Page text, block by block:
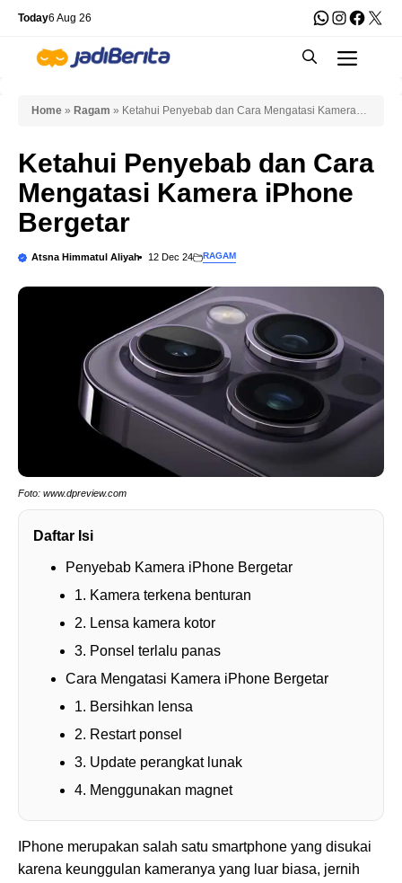
Skip
content
Today6 Aug 26 WhatsApp
X
Home » Ragam » Ketahui Penyebab dan Cara Mengatasi Kamera
Ketahui Penyebab dan Cara
Mengatasi Kamera iPhone
Bergetar
Atsna Himmatul Aliyah 12 Dec 24 RAGAM
Foto: www.dpreview.com
Daftar Isi
Penyebab Kamera iPhone Bergetar
1. Kamera terkena benturan
2. Lensa kamera kotor
3. Ponsel terlalu panas
Cara Mengatasi Kamera iPhone Bergetar
1. Bersihkan lensa
2. Restart ponsel
3. Update perangkat lunak
4. Menggunakan magnet
IPhone merupakan salah satu smartphone yang disukai
karena keunggulan kameranya yang luar biasa, jernih